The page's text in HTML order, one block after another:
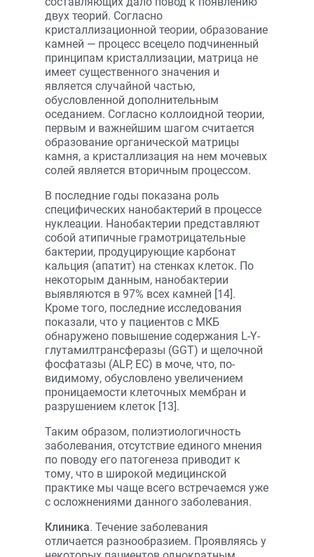
двух теорий. Согласно
кристаллизационной теории, образование
камней — процесс всецело подчиненный
принципам кристаллизации, матрица не
имеет существенного значения и
является случайной частью,
обусловленной дополнительным
оседанием. Согласно коллоидной теории,
первым и важнейшим шагом считается
образование органической матрицы
камня, а кристаллизация на нем мочевых
солей является вторичным процессом.
В последние годы показана роль
специфических нанобактерий в процессе
нуклеации. Нанобактерии представляют
собой атипичные грамотрицательные
бактерии, продуцирующие карбонат
кальция (апатит) на стенках клеток. По
некоторым данным, нанобактерии
выявляются в 97% всех камней [14].
Кроме того, последние исследования
показали, что у пациентов с МКБ
обнаружено повышение содержания L-Y-
глутамилтрансферазы (GGT) и щелочной
фосфатазы (ALP, EC) в моче, что, по-
видимому, обусловлено увеличением
проницаемости клеточных мембран и
разрушением клеток [13].
Таким образом, полиэтиологичность
заболевания, отсутствие единого мнения
по поводу его патогенеза приводит к
тому, что в широкой медицинской
практике мы чаще всего встречаемся уже
с осложнениями данного заболевания.
Клиника. Течение заболевания
отличается разнообразием. Проявляясь у